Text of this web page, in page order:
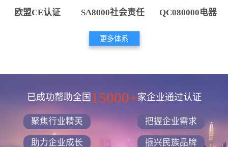
欧盟CE认证 SA8000社会责任 QC080000电器
更多体系
已成功帮助全国 15000+家企业通过认证
聚焦行业精英 把握企业需求
助力企业成长 振兴民族品牌